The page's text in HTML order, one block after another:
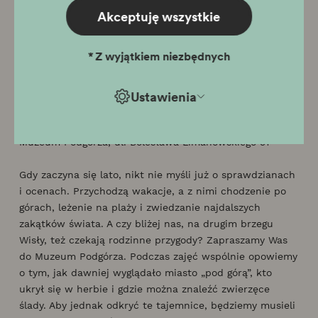
Ustawienia
Akceptuję wszystkie
*Z wyjątkiem niezbędnych
znaleźć odpowiedź na ważne pytanie – co w Krakowie
piszczy i dzwoni?
: Katarzyna Kucharska (Muzeum Krakowa)
Oprowadzanki: Podgórskie przywitanie lata
Muzeum Podgórza, ul. Bolesława Limanowskiego 51
Gdy zaczyna się lato, nikt nie myśli już o sprawdzianach
i ocenach. Przychodzą wakacje, a z nimi chodzenie po
górach, leżenie na plaży i zwiedzanie najdalszych
zakątków świata. A czy bliżej nas, na drugim brzegu
Wisły, też czekają rodzinne przygody? Zapraszamy Was
do Muzeum Podgórza. Podczas zajęć wspólnie opowiemy
o tym, jak dawniej wyglądało miasto „pod górą”, kto
ukrył się w herbie i gdzie można znaleźć zwierzęce
ślady. Aby jednak odkryć te tajemnice, będziemy musieli